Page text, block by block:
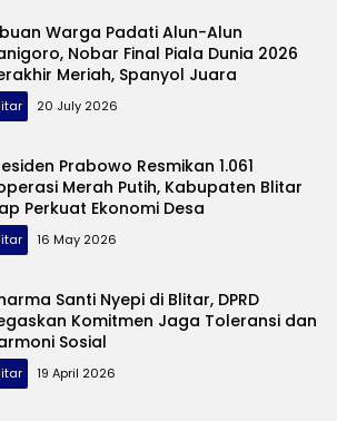
Warga Padati Alun-Alun
Nobar Final Piala Dunia 2026
Meriah, Spanyol Juara
20 July 2026
Prabowo Resmikan 1.061
Merah Putih, Kabupaten Blitar
Perkuat Ekonomi Desa
16 May 2026
Santi Nyepi di Blitar, DPRD
Komitmen Jaga Toleransi dan
Sosial
19 April 2026